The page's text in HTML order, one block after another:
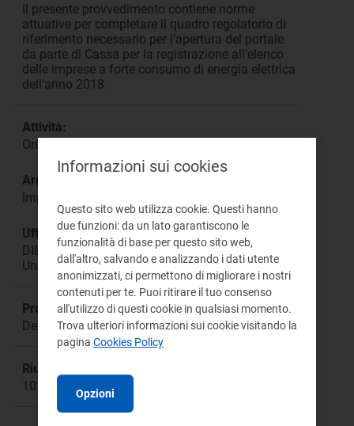
Il presente provvedimento contiene norme
attuative per completare il quadro regolatorio di
riferimento necessario per l’apertura del portale
da parte di Cassa per la registrazione all’elenco
delle imprese a forte consumo di energia elettrica
dell’anno 2018.
Attività:
Oneri generali
Argomento:
Imprese energivore
Ufficio responsabile:
DIEU Direzione Infrastrutture Energia e
Unbundling
Procedimento:
Deliberazione 921/2017/R/eel
Riunione:
1019
Informazioni sui cookies
Questo sito web utilizza cookie. Questi hanno
due funzioni: da un lato garantiscono le
funzionalità di base per questo sito web,
dall'altro, salvando e analizzando i dati utente
anonimizzati, ci permettono di migliorare i nostri
contenuti per te. Puoi ritirare il tuo consenso
all'utilizzo di questi cookie in qualsiasi momento.
Trova ulteriori informazioni sui cookie visitando la
pagina Cookies Policy
Opzioni